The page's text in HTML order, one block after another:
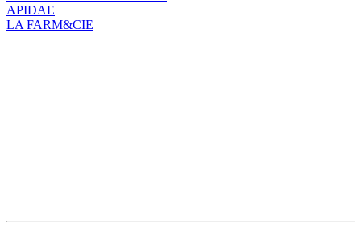
APIDAE
LA FARM&CIE